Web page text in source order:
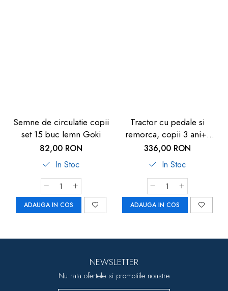
Semne de circulatie copii
set 15 buc lemn Goki
82,00 RON
In Stoc
ADAUGA IN COS
Tractor cu pedale si
remorca, copii 3 ani+,
rosu, Pilsan Active
336,00 RON
In Stoc
ADAUGA IN COS
NEWSLETTER
Nu rata ofertele si promotiile noastre